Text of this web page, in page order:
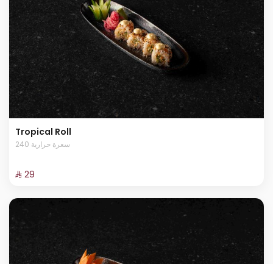
Tropical Roll
240 سعرة حرارية
⁨⁦‪‬ 29⁩